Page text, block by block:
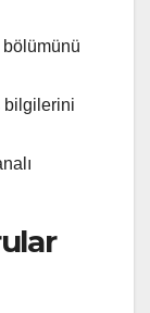
bilgilerini